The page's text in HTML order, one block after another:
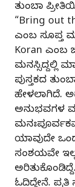
ತುಂಬಾ
“Bring out
ಎಂಬ ಸೂಪ್ತ
Koran ಎಂಬ
ಮನಸ್ಸಿದ್ದಲ್ಲಿ
ಪುಸ್ತಕದ
ಹೇಳಲಾಗಿದೆ.
ಅನುಭವಗಳ
ಯಾವುದೇ
ಸಂಶಯವೇ
ಓದಿದ್ದೇನೆ.